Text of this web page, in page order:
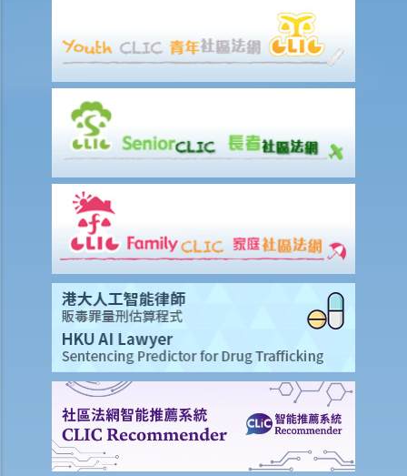
Q1. 若交通灯发生故障，驾驶者和行人应该怎样做？
Q2. 我是一名视障人士。我过马路时并没有注意到行人过路灯显示了红
色，结果我被控没有遵从交通灯的讯号过马路。作为视障人士是辩护理
Q3. 在拥挤的道路上，如果一辆汽车的大部分（例如，其长度的2/3）已
驶过黄色方格路口，驾驶者是否违反了任何交通法例？
Q4. 当交通灯号变为黄色时，驾驶者已立即停车；灯号变成红色时，汽
车已经完全停止，不过车头部份已越过停车线。驾驶者是否违反了任何
交通法例？
判决摘要：个人对于交通标志意思的错误理解，并不是违反该交通标志
的要求的合理辩解（香港特别行政区 诉 何来）
4. 与车速限制有关
Q1. 在道路或高速公路上驾驶太慢是否违法？法律是否有没有规定道路
上的最低车速？
5. 与改动车辆有关
6. 与安全装备有关
a. 防护头盔